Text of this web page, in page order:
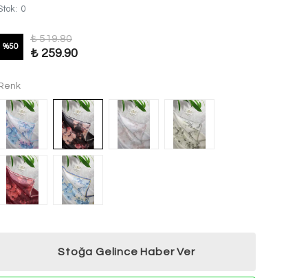
: 0
%50
₺ 519.80
₺ 259.90
Stoğa Gelince Haber Ver